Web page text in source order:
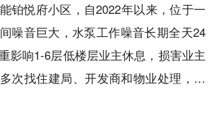
铂悦府小区，自2022年以来，位于一
噪音巨大，水泵工作噪音长期全天24
影响1-6层低楼层业主休息，损害业主
次找住建局、开发商和物业处理，…